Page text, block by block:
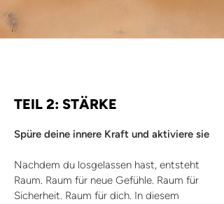
TEIL 2: STÄRKE
Spüre deine innere Kraft und aktiviere sie
Nachdem du losgelassen hast, entsteht
Raum. Raum für neue Gefühle. Raum für
Sicherheit. Raum für dich. In diesem